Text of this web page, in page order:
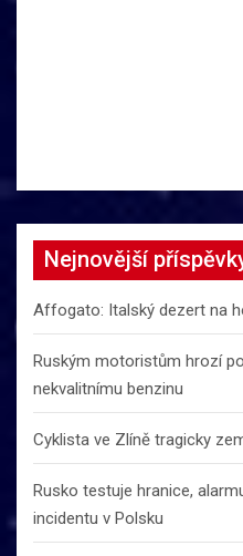
Nejnovější
Affogato: Italský dezert na
Ruským motoristům hrozí
nekvalitnímu benzinu
Cyklista ve Zlíně tragicky
Rusko testuje hranice,
incidentu v Polsku